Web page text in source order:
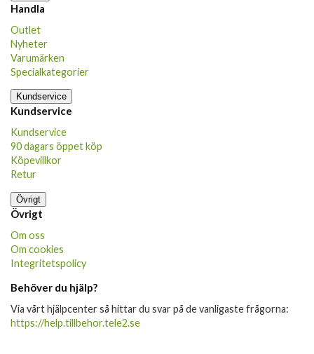
Handla
Outlet
Nyheter
Varumärken
Specialkategorier
Kundservice
Kundservice
Kundservice
90 dagars öppet köp
Köpevillkor
Retur
Övrigt
Övrigt
Om oss
Om cookies
Integritetspolicy
Behöver du hjälp?
Via vårt hjälpcenter så hittar du svar på de vanligaste frågorna:
https://help.tillbehor.tele2.se